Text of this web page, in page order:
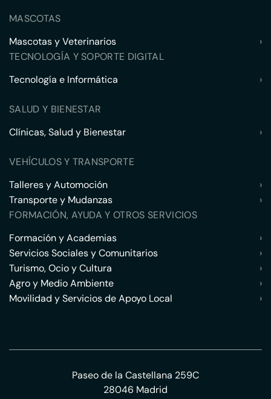
MASCOTAS
Mascotas y Veterinarios
›
TECNOLOGÍA Y SOPORTE DIGITAL
Tecnología e Informática
›
SALUD Y BIENESTAR
Clínicas, Salud y Bienestar
›
VEHÍCULOS Y TRANSPORTE
Talleres y Automoción
›
Transporte y Mudanzas
›
FORMACIÓN, AYUDA Y OTROS SERVICIOS
Formación y Academias
›
Servicios Sociales y Comunitarios
›
Turismo, Ocio y Cultura
›
Agro y Medio Ambiente
›
Movilidad y Servicios de Apoyo Local
›
Paseo de la Castellana 259C
28046 Madrid